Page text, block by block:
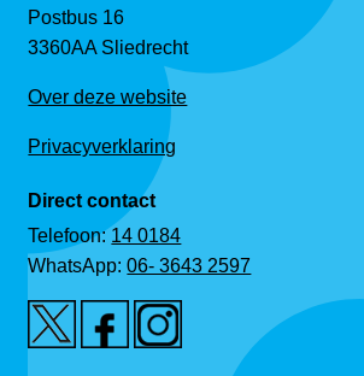
Postbus 16
3360AA Sliedrecht
Over deze website
Privacyverklaring
Direct contact
Telefoon:14 0184
WhatsApp:06- 3643 2597